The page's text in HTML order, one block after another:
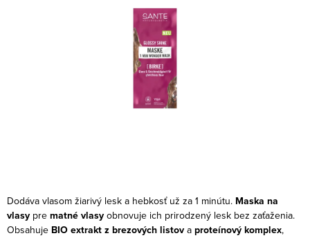
Dodáva vlasom žiarivý lesk a hebkosť už za 1 minútu. Maska na
vlasy pre matné vlasy obnovuje ich prirodzený lesk bez zaťaženia.
Obsahuje BIO extrakt z brezových listov a proteínový komplex,